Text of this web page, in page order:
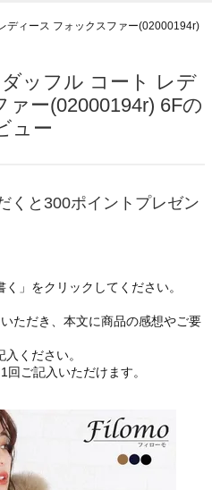
ディース フォックスファー(02000194r)
ッフル コート レデ
ー(02000194r) 6Fの
ュー
くと300ポイントプレゼン
」をクリックしてください。
ただき、本文に商品の感想やご要
ください。
ご記入いただけます。